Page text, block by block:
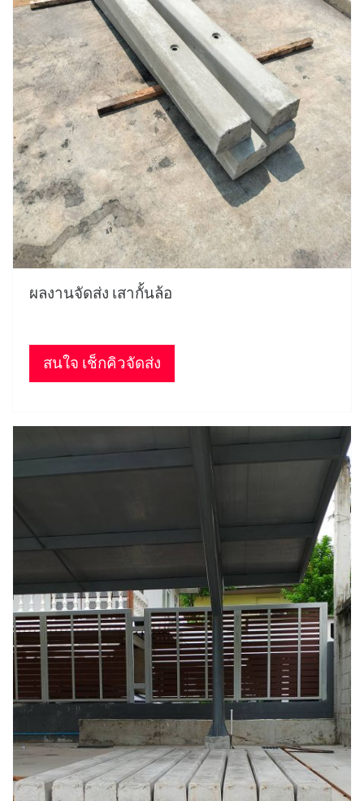
ผลงานจัดส่ง เสากั้นล้อ
สนใจ เช็กคิวจัดส่ง